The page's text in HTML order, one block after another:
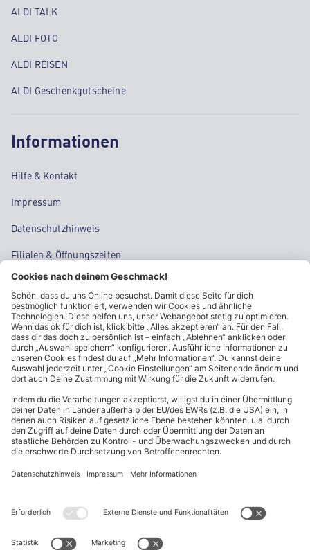
ALDI TALK
ALDI FOTO
ALDI REISEN
ALDI Geschenkgutscheine
Informationen
Hilfe & Kontakt
Impressum
Datenschutzhinweis
Filialen & Öffnungszeiten
Kontakt
Cookie-Einstellungen
Kundeninformationen
ALDI Nord folgen
* Wir bitten um Beachtung, dass diese Aktionsartikel im
begrenzter Anzahl zur Verfügung stehen. Sie können daher schon